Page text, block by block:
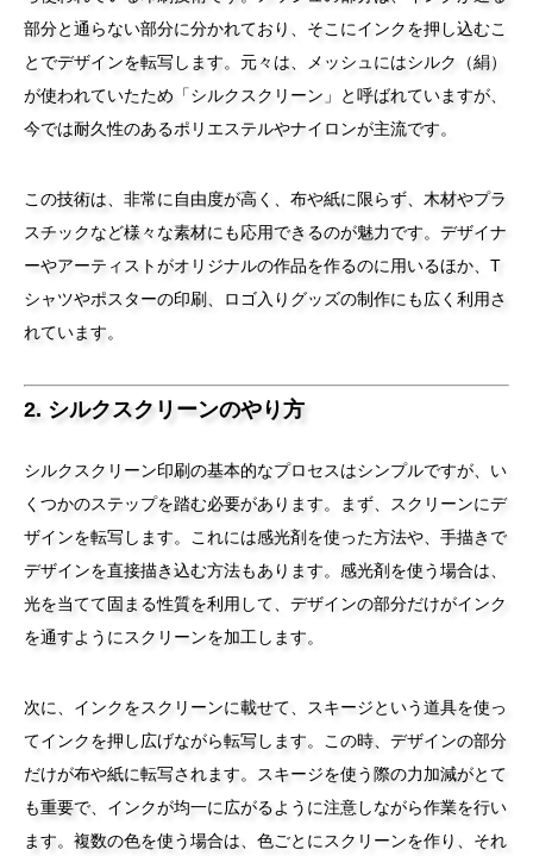
部分と通らない部分に分かれており、そこにインクを押し込むこ
とでデザインを転写します。元々は、メッシュにはシルク（絹）
が使われていたため「シルクスクリーン」と呼ばれていますが、
今では耐久性のあるポリエステルやナイロンが主流です。
この技術は、非常に自由度が高く、布や紙に限らず、木材やプラ
スチックなど様々な素材にも応用できるのが魅力です。デザイナ
ーやアーティストがオリジナルの作品を作るのに用いるほか、T
シャツやポスターの印刷、ロゴ入りグッズの制作にも広く利用さ
れています。
2. シルクスクリーンのやり方
シルクスクリーン印刷の基本的なプロセスはシンプルですが、い
くつかのステップを踏む必要があります。まず、スクリーンにデ
ザインを転写します。これには感光剤を使った方法や、手描きで
デザインを直接描き込む方法もあります。感光剤を使う場合は、
光を当てて固まる性質を利用して、デザインの部分だけがインク
を通すようにスクリーンを加工します。
次に、インクをスクリーンに載せて、スキージという道具を使っ
てインクを押し広げながら転写します。この時、デザインの部分
だけが布や紙に転写されます。スキージを使う際の力加減がとて
も重要で、インクが均一に広がるように注意しながら作業を行い
ます。複数の色を使う場合は、色ごとにスクリーンを作り、それ